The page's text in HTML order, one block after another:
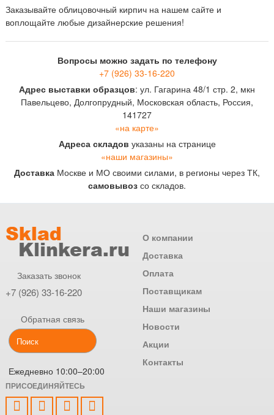
Заказывайте облицовочный кирпич на нашем сайте и
воплощайте любые дизайнерские решения!
Вопросы можно задать по телефону
+7 (926) 33-16-220
Адрес выставки образцов: ул. Гагарина 48/1 стр. 2, мкн
Павельцево, Долгопрудный, Московская область, Россия,
141727
«на карте»
Адреса складов указаны на странице
«наши магазины»
Доставка Москве и МО своими силами, в регионы через ТК,
самовывоз со складов.
Заказать звонок
+7 (926) 33-16-220
Обратная связь
Ежедневно 10:00–20:00
О компании
Доставка
Оплата
Поставщикам
Наши магазины
Новости
Акции
Контакты
ПРИСОЕДИНЯЙТЕСЬ